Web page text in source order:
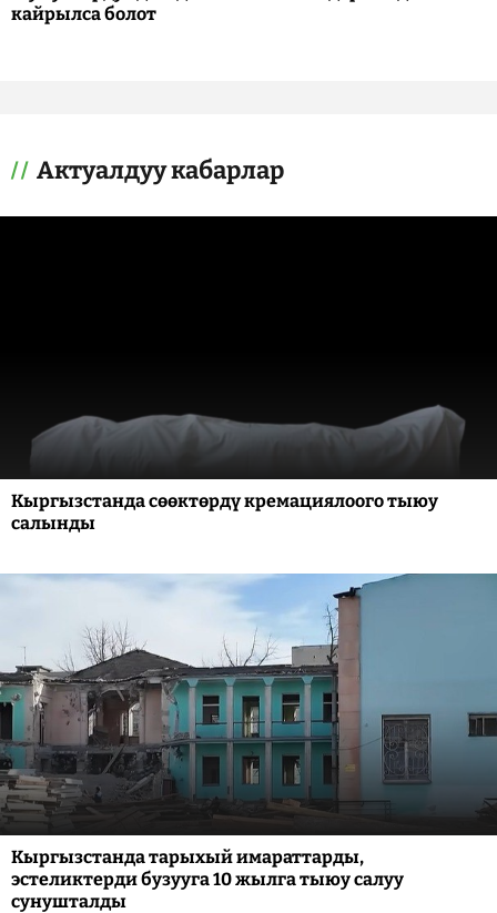
кайрылса болот
Актуалдуу кабарлар
Кыргызстанда сөөктөрдү кремациялоого тыюу
салынды
Кыргызстанда тарыхый имараттарды,
эстеликтерди бузууга 10 жылга тыюу салуу
сунушталды